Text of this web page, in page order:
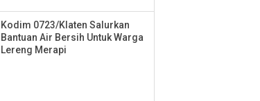
Kodim 0723/Klaten Salurkan
Bantuan Air Bersih Untuk Warga
Lereng Merapi